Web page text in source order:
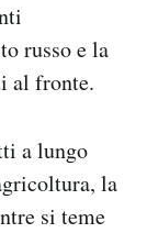
russo e la
al fronte.
a lungo
la
si teme